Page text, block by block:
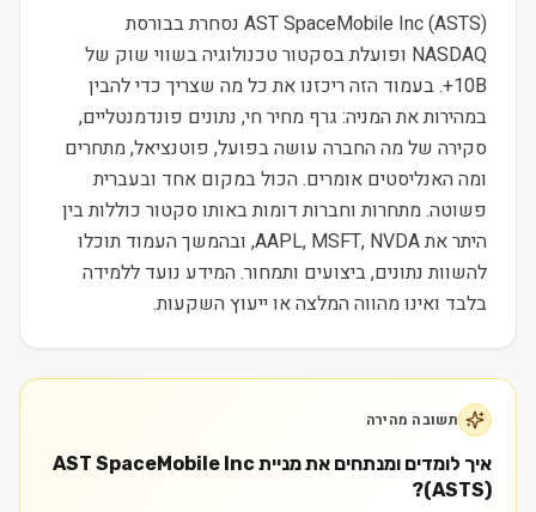
AST SpaceMobile Inc (ASTS) נסחרת בבורסת
NASDAQ ופועלת בסקטור טכנולוגיה בשווי שוק של
10B+. בעמוד הזה ריכזנו את כל מה שצריך כדי להבין
במהירות את המניה: גרף מחיר חי, נתונים פונדמנטליים,
סקירה של מה החברה עושה בפועל, פוטנציאל, מתחרים
ומה האנליסטים אומרים. הכול במקום אחד ובעברית
פשוטה. מתחרות וחברות דומות באותו סקטור כוללות בין
היתר את AAPL, MSFT, NVDA, ובהמשך העמוד תוכלו
להשוות נתונים, ביצועים ותמחור. המידע נועד ללמידה
בלבד ואינו מהווה המלצה או ייעוץ השקעות.
תשובה מהירה
איך לומדים ומנתחים את מניית AST SpaceMobile Inc
(ASTS)?